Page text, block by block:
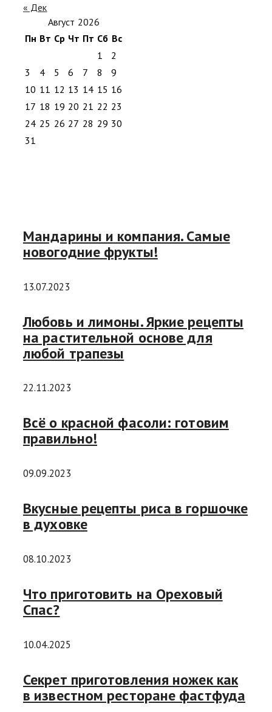
« Дек
Август 2026
Пн Вт Ср Чт Пт Сб Вс
1
2
3
4 5 6 7 8
9
10 11 12 13 14 15 16
17 18 19 20 21 22 23
24 25 26 27 28 29 30
31
Мандарины и компания. Самые
новогодние фрукты!
13.07.2023
Любовь и лимоны. Яркие рецепты
на растительной основе для
любой трапезы
22.11.2023
Всё о красной фасоли: готовим
правильно!
09.09.2023
Вкусные рецепты риса в горшочке
в духовке
08.10.2023
Что приготовить на Ореховый
Спас?
10.04.2025
Секрет приготовления ножек как
в известном ресторане фастфуда